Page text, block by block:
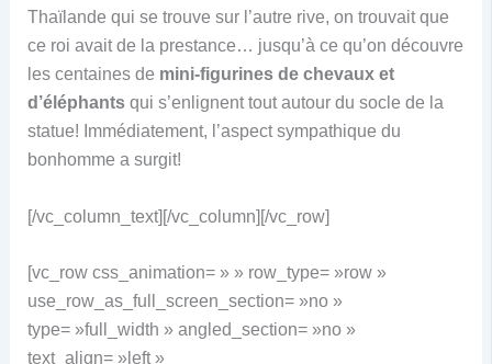
Thaïlande qui se trouve sur l’autre rive, on trouvait que
ce roi avait de la prestance… jusqu’à ce qu’on découvre
les centaines de mini-figurines de chevaux et
d’éléphantsqui s’enlignent tout autour du socle de la
statue! Immédiatement, l’aspect sympathique du
bonhomme a surgit!
[/vc_column_text][/vc_column][/vc_row]
[vc_row css_animation= » » row_type= »row »
use_row_as_full_screen_section= »no »
type= »full_width » angled_section= »no »
text_align= »left »